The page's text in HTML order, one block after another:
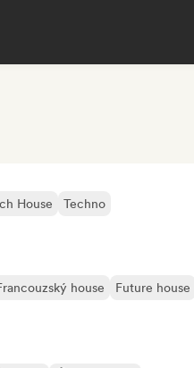
House Techno
house
Future house